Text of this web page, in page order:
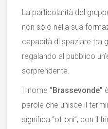
La particolarità del
non solo nella sua
capacità di spaziare tra
regalando al pubblico
sorprendente.
Il nome “Brassevonde”
parole che unisce il
significa “ottoni”, con il